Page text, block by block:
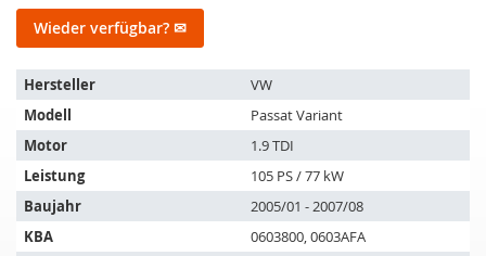
Wieder verfügbar? ✉
Der
Artikel
passt
auf
folgende
Fahrzeuge:
Hersteller
VW
Modell
Passat Variant
Motor
1.9 TDI
Leistung
105 PS / 77 kW
Baujahr
2005/01 - 2007/08
KBA
0603800, 0603AFA